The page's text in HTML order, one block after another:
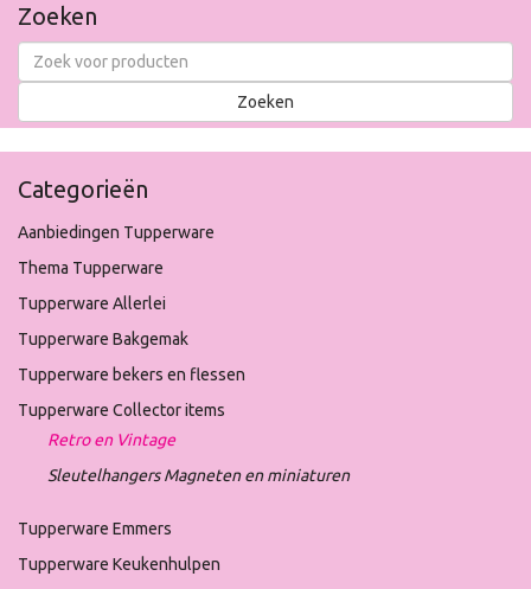
Zoeken
Categorieën
Aanbiedingen Tupperware
Thema Tupperware
Tupperware Allerlei
Tupperware Bakgemak
Tupperware bekers en flessen
Tupperware Collector items
Retro en Vintage
Sleutelhangers Magneten en miniaturen
Tupperware Emmers
Tupperware Keukenhulpen